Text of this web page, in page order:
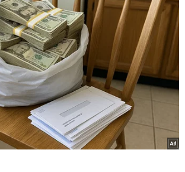
nhất Hàn Quốc ngày 12/6 đã
của nước này rằng họ sẽ xem
hoạt các yêu cầu trao đổi công